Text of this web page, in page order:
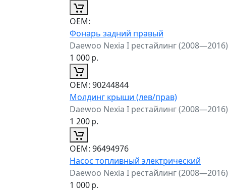
ОЕМ:
Фонарь задний правый
Daewoo Nexia I рестайлинг (2008—2016)
1 000р.
ОЕМ: 90244844
Молдинг крыши (лев/прав)
Daewoo Nexia I рестайлинг (2008—2016)
1 200р.
ОЕМ: 96494976
Насос топливный электрический
Daewoo Nexia I рестайлинг (2008—2016)
1 000р.